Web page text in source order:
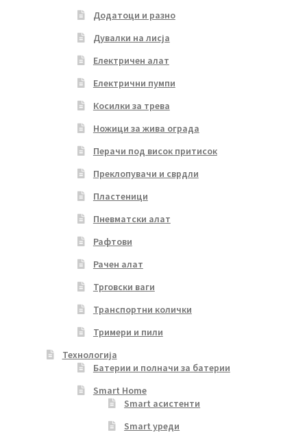
Додатоци и разно
Дувалки на лисја
Електричен алат
Електрични пумпи
Косилки за трева
Ножици за жива ограда
Перачи под висок притисок
Преклопувачи и сврдли
Пластеници
Пневматски алат
Рафтови
Рачен алат
Трговски ваги
Транспортни колички
Тримери и пили
Технологија
Батерии и полначи за батерии
Smart Home
Smart асистенти
Smart уреди